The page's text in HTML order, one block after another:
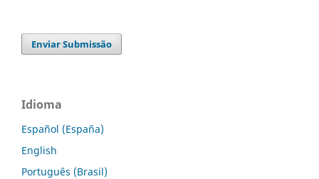
Enviar Submissão
Idioma
Español (España)
English
Português (Brasil)